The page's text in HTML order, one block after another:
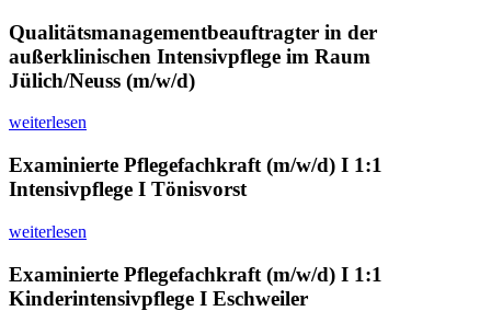
Qualitätsmanagementbeauftragter in der
außerklinischen Intensivpflege im Raum
Jülich/Neuss (m/w/d)
weiterlesen
Examinierte Pflegefachkraft (m/w/d) I 1:1
Intensivpflege I Tönisvorst
weiterlesen
Examinierte Pflegefachkraft (m/w/d) I 1:1
Kinderintensivpflege I Eschweiler